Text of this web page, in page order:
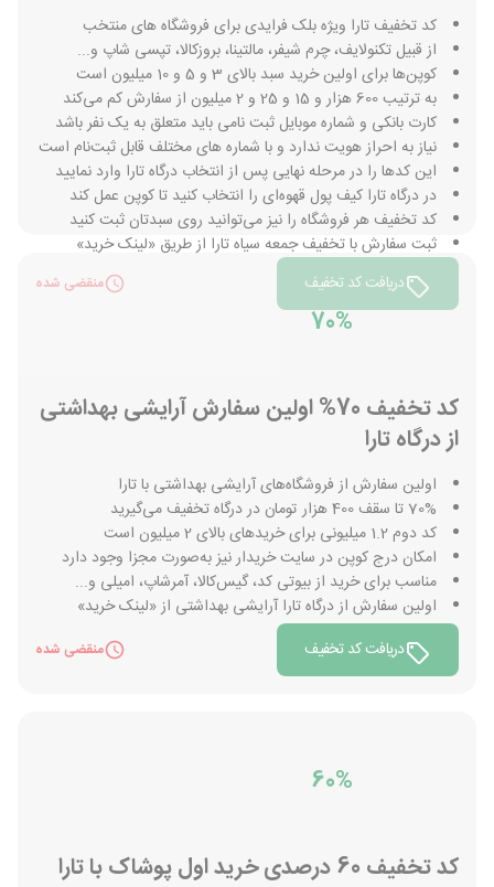
کد تخفیف تارا ویژه بلک فرایدی برای فروشگاه های منتخب
از قبیل تکنولایف، چرم شیفر، مالتینا، بروزکالا، تپسی شاپ و...
کوپن‌ها برای اولین خرید سبد بالای 3 و 5 و 10 میلیون است
به ترتیب 600 هزار و 15 و 25 و 2 میلیون از سفارش کم می‌کند
کارت بانکی و شماره موبایل ثبت نامی باید متعلق به یک نفر باشد
نیاز به احراز هویت ندارد و با شماره های مختلف قابل ثبت‌نام است
این کدها را در مرحله نهایی پس از انتخاب درگاه تارا وارد نمایید
در درگاه تارا کیف پول قهوه‌ای را انتخاب کنید تا کوپن عمل کند
کد تخفیف هر فروشگاه را نیز می‌توانید روی سبدتان ثبت کنید
ثبت سفارش با تخفیف جمعه سیاه تارا از طریق «لینک خرید»
دریافت کد تخفیف
منقضی شده
70%
کد تخفیف 70% اولین سفارش آرایشی بهداشتی
از درگاه تارا
اولین سفارش از فروشگاه‌های آرایشی بهداشتی با تارا
70% تا سقف 400 هزار تومان در درگاه تخفیف می‌گیرید
کد دوم 1.2 میلیونی برای خریدهای بالای 2 میلیون است
امکان درج کوپن در سایت خریدار نیز به‌صورت مجزا وجود دارد
مناسب برای خرید از بیوتی کد، گیس‌کالا، آمرشاپ، امیلی و...
اولین سفارش از درگاه تارا آرایشی بهداشتی از «لینک خرید»
دریافت کد تخفیف
منقضی شده
60%
کد تخفیف 60 درصدی خرید اول پوشاک با تارا